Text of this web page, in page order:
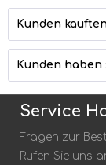
Kunden
Kunden
Service
Fragen zur
Rufen Sie uns